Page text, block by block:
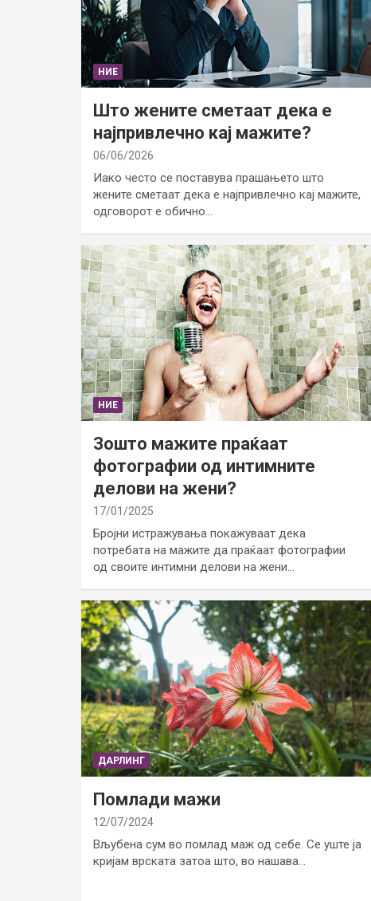
НИЕ
Што жените сметаат дека е
најпривлечно кај мажите?
06/06/2026
Иако често се поставува прашањето што
жените сметаат дека е најпривлечно кај мажите,
одговорот е обично…
НИЕ
Зошто мажите праќаат
фотографии од интимните
делови на жени?
17/01/2025
Бројни истражувања покажуваат дека
потребата на мажите да праќаат фотографии
од своите интимни делови на жени…
ДАРЛИНГ
Помлади мажи
12/07/2024
Вљубена сум во помлад маж од себе. Се уште ја
кријам врската затоа што, во нашава…